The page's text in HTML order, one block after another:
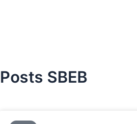
Posts SBEB